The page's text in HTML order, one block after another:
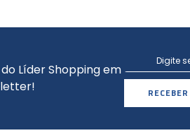
Líder Shopping em